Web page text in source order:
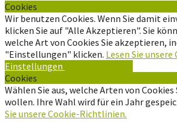
Cookies
Wir benutzen Cookies. Wenn Sie damit
klicken Sie auf "Alle Akzeptieren". Sie
welche Art von Cookies Sie akzeptieren,
"Einstellungen" klicken. Lesen Sie
Einstellungen
Cookies
Wählen Sie aus, welche Arten von
wollen. Ihre Wahl wird für ein Jahr
Sie unsere Cookie-Richtlinien.